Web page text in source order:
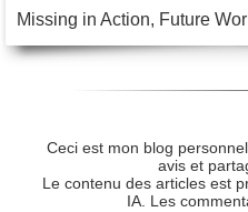
Missing in Action, Future
Ceci est mon blog
avis et
Le contenu des articles est
IA. Les